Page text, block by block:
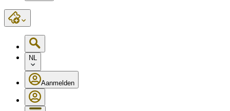
NL
Aanmelden